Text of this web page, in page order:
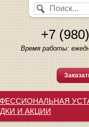
+7
Время работы:
И АКЦИИ